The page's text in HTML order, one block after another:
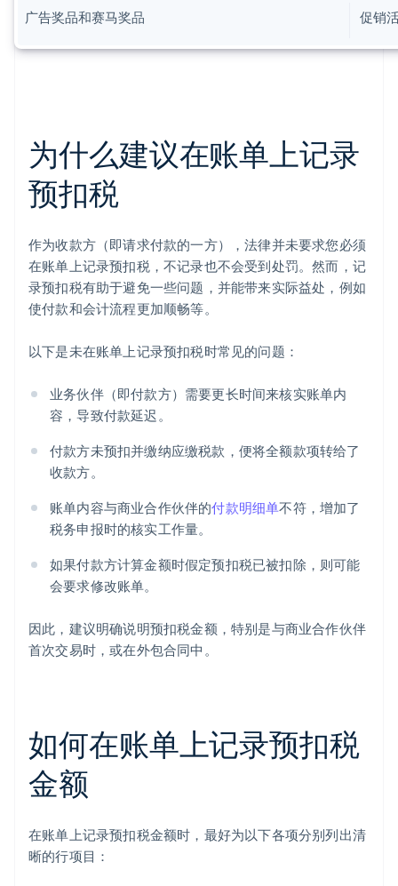
广告奖品和赛马奖品 促销
为什么建议在账单上记录
预扣税
作为收款方（即请求付款的一方），法律并未要求您必须
在账单上记录预扣税，不记录也不会受到处罚。然而，记
录预扣税有助于避免一些问题，并能带来实际益处，例如
使付款和会计流程更加顺畅等。
以下是未在账单上记录预扣税时常见的问题：
业务伙伴（即付款方）需要更长时间来核实账单内
容，导致付款延迟。
付款方未预扣并缴纳应缴税款，便将全额款项转给了
收款方。
账单内容与商业合作伙伴的付款明细单不符，增加了
税务申报时的核实工作量。
如果付款方计算金额时假定预扣税已被扣除，则可能
会要求修改账单。
因此，建议明确说明预扣税金额，特别是与商业合作伙伴
首次交易时，或在外包合同中。
如何在账单上记录预扣税
金额
在账单上记录预扣税金额时，最好为以下各项分别列出清
晰的行项目：